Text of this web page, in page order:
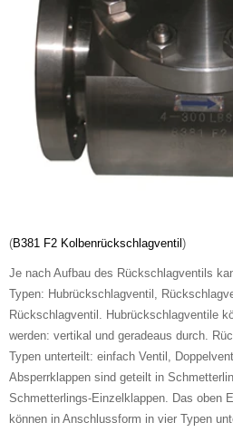
(B381 F2 Kolbenrückschlagventil )
Je nach Aufbau des Rückschlagventils
Typen: Hubrückschlagventil,
Rückschlagventil. Hubrückschlagventile
werden: vertikal und geradeaus durch.
Typen unterteilt: einfach Ventil,
Absperrklappen sind geteilt in
Schmetterlings-Einzelklappen. Das oben
können in Anschlussform in vier Typen